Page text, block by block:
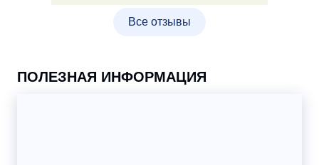
Все отзывы
ПОЛЕЗНАЯ ИНФОРМАЦИЯ